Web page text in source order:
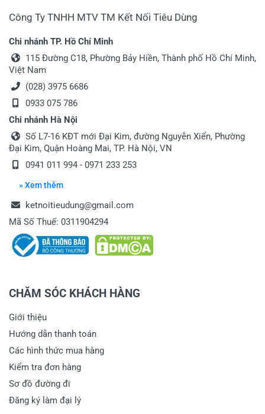
Công Ty TNHH MTV TM Kết Nối Tiêu Dùng
Chi nhánh TP. Hồ Chí Minh
115 Đường C18, Phường Bảy Hiền, Thành phố Hồ Chí Minh,
Việt Nam
(028) 3975 6686
0933 075 786
Chi nhánh Hà Nội
Số L7-16 KĐT mới Đại Kim, đường Nguyễn Xiển, Phường
Đại Kim, Quận Hoàng Mai, TP. Hà Nội, VN
0941 011 994 - 0971 233 253
» Xem thêm
ketnoitieudung@gmail.com
Mã Số Thuế: 0311904294
CHĂM SÓC KHÁCH HÀNG
Giới thiệu
Hướng dẫn thanh toán
Các hình thức mua hàng
Kiểm tra đơn hàng
Sơ đồ đường đi
Đăng ký làm đại lý